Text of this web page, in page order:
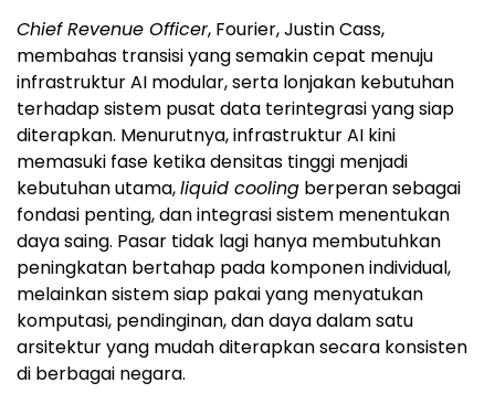
Chief Revenue Officer, Fourier, Justin Cass,
membahas transisi yang semakin cepat menuju
infrastruktur AI modular, serta lonjakan kebutuhan
terhadap sistem pusat data terintegrasi yang siap
diterapkan. Menurutnya, infrastruktur AI kini
memasuki fase ketika densitas tinggi menjadi
kebutuhan utama,liquid cooling berperan sebagai
fondasi penting, dan integrasi sistem menentukan
daya saing. Pasar tidak lagi hanya membutuhkan
peningkatan bertahap pada komponen individual,
melainkan sistem siap pakai yang menyatukan
komputasi, pendinginan, dan daya dalam satu
arsitektur yang mudah diterapkan secara konsisten
di berbagai negara.